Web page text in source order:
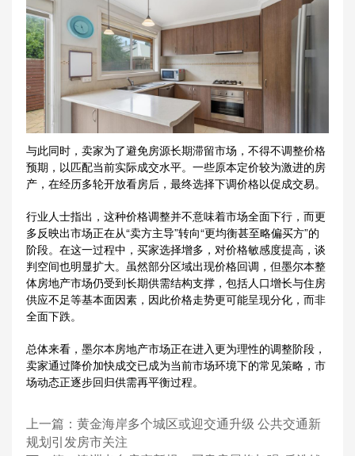
与此同时，卖家为了避免房源长期滞留市场，不得不调整价格
预期，以匹配当前实际成交水平。一些原本定价较为激进的房
产，在经历多轮开放看房后，最终选择下调价格以促成交易。
行业人士指出，这种价格调整并不意味着市场全面下行，而更
多反映出市场正在从“卖方主导”转向“更均衡甚至略偏买方”的
阶段。在这一过程中，买家选择增多，对价格敏感度提高，谈
判空间也明显扩大。虽然部分区域出现价格回调，但墨尔本整
体房地产市场仍受到长期供需结构支撑，包括人口增长与住房
供应不足等基本面因素，因此价格走势更可能呈现分化，而非
全面下跌。
总体来看，墨尔本房地产市场正在进入更为理性的调整阶段，
卖家通过降价加快成交已成为当前市场环境下的常见策略，市
场动态正逐步回归供需再平衡过程。
上一篇： 黄金海岸多个城区或迎交通升级 公共交通新
规划引发房市关注